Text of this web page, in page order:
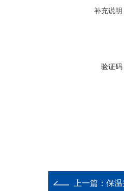
补充说明
验证码
上一篇： 保